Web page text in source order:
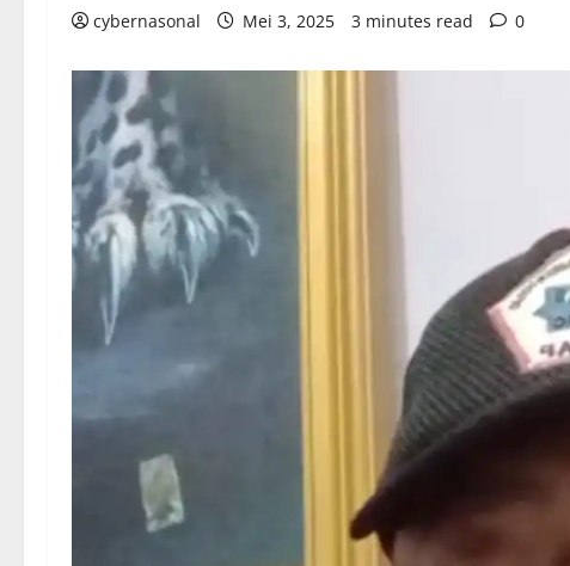
cybernasonal Mei 3, 2025 3 minutes read 0